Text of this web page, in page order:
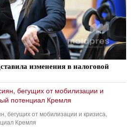
изменения в налоговой
бегущих от мобилизации и кризиса,
Кремля